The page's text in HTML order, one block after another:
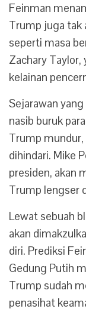
Feinman
Trump juga tak
seperti masa
Zachary
kelainan
Sejarawan
nasib buruk
Trump mundur,
dihindari. Mike
presiden, akan
Trump lengser
Lewat sebuah
akan
diri. Prediksi
Gedung Putih
Trump sudah
penasihat